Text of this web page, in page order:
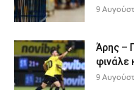
9
Άρης –
φινάλε
9